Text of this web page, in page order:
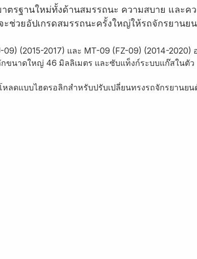
ตรฐานใหม่ทั้งด้านสมรรถนะ ความสบาย และค
ช่วยอัปเกรดสมรรถนะครั้งใหญ่ให้รถจักรยาน
(2015-2017) และ MT-09 (FZ-09) (2014-2020)
ขนาดใหญ่ 46 มิลลิเมตร และซับแท็งก์ระบบแก๊สในตัว
ดแบบไฮดรอลิกสำหรับปรับเปลี่ยนทรงรถจักรยานยน